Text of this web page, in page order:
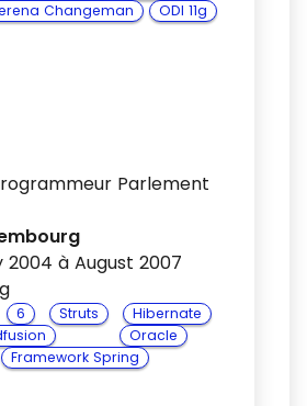
Changeman ODI 11g
Parlement
2004 à August 2007
6 Struts
Hibernate
Oracle
Framework Spring